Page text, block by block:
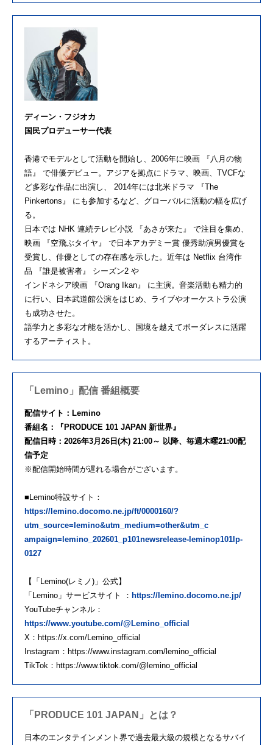
ディーン・フジオカ
国民プロデューサー代表
香港でモデルとして活動を開始し、2006年に映画 『八月の物
語』 で俳優デビュー。アジアを拠点にドラマ、映画、TVCFな
ど多彩な作品に出演し、 2014年には北米ドラマ 『The
Pinkertons』 にも参加するなど、グローバルに活動の幅を広げ
る。
日本では NHK 連続テレビ小説 『あさが来た』 で注目を集め、
映画 『空飛ぶタイヤ』 で日本アカデミー賞 優秀助演男優賞を
受賞し、俳優としての存在感を示した。近年は Netflix 台湾作
品 『誰是被害者』 シーズン2 や
インドネシア映画 『Orang Ikan』 に主演。音楽活動も精力的
に行い、日本武道館公演をはじめ、ライブやオーケストラ公演
も成功させた。
語学力と多彩な才能を活かし、国境を越えてボーダレスに活躍
するアーティスト。
「Lemino」配信 番組概要
配信サイト：Lemino
番組名：『PRODUCE 101 JAPAN 新世界』
配信日時：2026年3月26日(木) 21:00～ 以降、毎週木曜21:00配
信予定
※配信開始時間が遅れる場合がございます。
■Lemino特設サイト：
https://lemino.docomo.ne.jp/ft/0000160/?
utm_source=lemino&utm_medium=other&utm_c
ampaign=lemino_202601_p101newsrelease-leminop101lp-
0127
【「Lemino(レミノ)」公式】
「Lemino」サービスサイト ： https://lemino.docomo.ne.jp/
YouTubeチャンネル：
https://www.youtube.com/@Lemino_official
X：https://x.com/Lemino_official
Instagram：https://www.instagram.com/lemino_official
TikTok：https://www.tiktok.com/@lemino_official
「PRODUCE 101 JAPAN」とは？
日本のエンタテインメント界で過去最大級の規模となるサバイ